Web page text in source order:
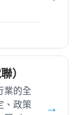
）
業的全
、政策